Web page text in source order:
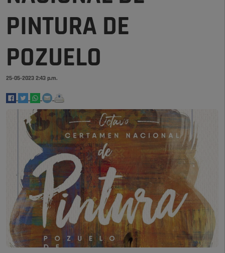
PINTURA DE
POZUELO
25-05-2023 2:43 p.m.